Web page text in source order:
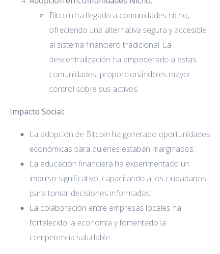
Bitcoin ha llegado a comunidades nicho,
ofreciendo una alternativa segura y accesible
al sistema financiero tradicional. La
descentralización ha empoderado a estas
comunidades, proporcionándoles mayor
control sobre sus activos.
Impacto Social:
La adopción de Bitcoin ha generado oportunidades
económicas para quienes estaban marginados.
La educación financiera ha experimentado un
impulso significativo, capacitando a los ciudadanos
para tomar decisiones informadas.
La colaboración entre empresas locales ha
fortalecido la economía y fomentado la
competencia saludable.